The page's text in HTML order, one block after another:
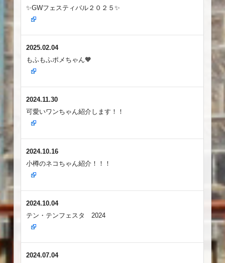
✨GWフェスティバル２０２５✨
2025.02.04
もふもふポメちゃん🧡
2024.11.30
可愛いワンちゃん紹介します！！
2024.10.16
小樽のネコちゃん紹介！！！
2024.10.04
テン・テンフェスタ 2024
2024.07.04